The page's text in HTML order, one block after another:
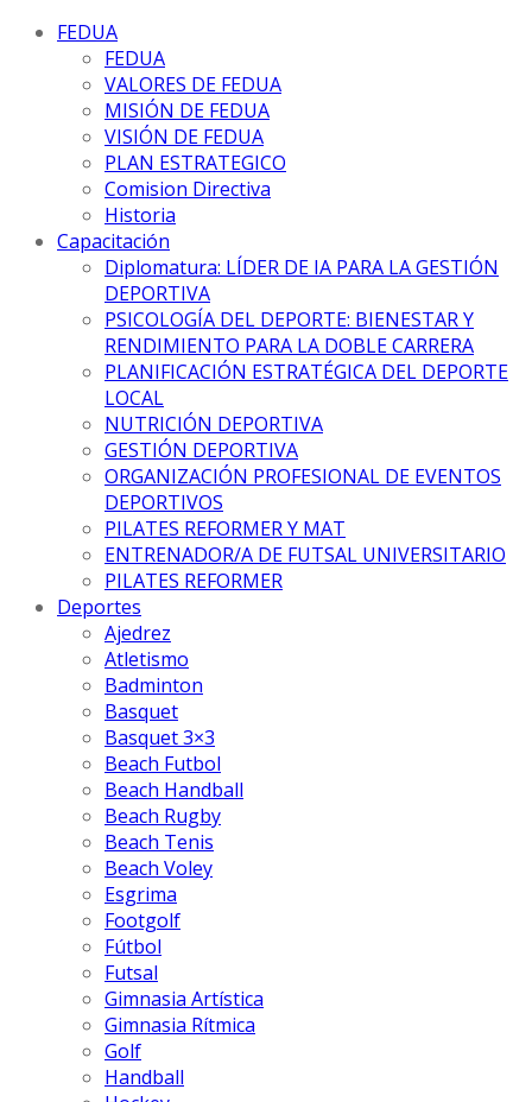
FEDUA
FEDUA
VALORES DE FEDUA
MISIÓN DE FEDUA
VISIÓN DE FEDUA
PLAN ESTRATEGICO
Comision Directiva
Historia
Capacitación
Diplomatura: LÍDER DE IA PARA LA GESTIÓN
DEPORTIVA
PSICOLOGÍA DEL DEPORTE: BIENESTAR Y
RENDIMIENTO PARA LA DOBLE CARRERA
PLANIFICACIÓN ESTRATÉGICA DEL DEPORTE
LOCAL
NUTRICIÓN DEPORTIVA
GESTIÓN DEPORTIVA
ORGANIZACIÓN PROFESIONAL DE EVENTOS
DEPORTIVOS
PILATES REFORMER Y MAT
ENTRENADOR/A DE FUTSAL UNIVERSITARIO
PILATES REFORMER
Deportes
Ajedrez
Atletismo
Badminton
Basquet
Basquet 3×3
Beach Futbol
Beach Handball
Beach Rugby
Beach Tenis
Beach Voley
Esgrima
Footgolf
Fútbol
Futsal
Gimnasia Artística
Gimnasia Rítmica
Golf
Handball